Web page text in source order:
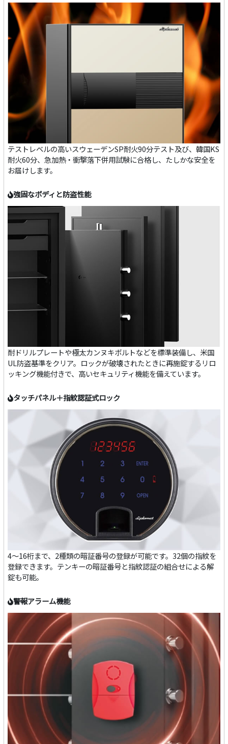
テストレベルの高いスウェーデンSP耐火90分テスト及び、韓国KS
耐火60分、急加熱・衝撃落下併用試験に合格し、たしかな安全を
お届けします。
強固なボディと防盗性能
耐ドリルプレートや極太カンヌキボルトなどを標準装備し、米国
UL防盗基準をクリア。ロックが破壊されたときに再施錠するリロ
ッキング機能付きで、高いセキュリティ機能を備えています。
タッチパネル＋指紋認証式ロック
4～16桁まで、2種類の暗証番号の登録が可能です。32個の指紋を
登録できます。テンキーの暗証番号と指紋認証の組合せによる解
錠も可能。
警報アラーム機能